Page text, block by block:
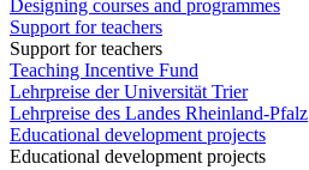
Designing courses and programmes
Support for teachers
Support for teachers
Teaching Incentive Fund
Lehrpreise der Universität Trier
Lehrpreise des Landes Rheinland-Pfalz
Educational development projects
Educational development projects